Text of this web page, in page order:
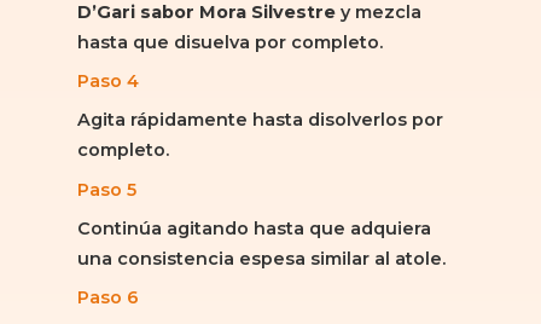
D’Gari sabor Mora Silvestre y mezcla
hasta que disuelva por completo.
Paso 4
Agita rápidamente hasta disolverlos por
completo.
Paso 5
Continúa agitando hasta que adquiera
una consistencia espesa similar al atole.
Paso 6